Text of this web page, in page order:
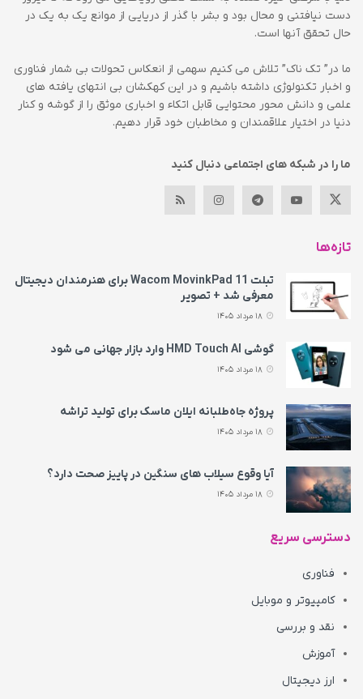
دست نیافتنی و محال بود و بشر با گذر از دریایی از موانع یک به یک در
حال تحقق آنها است.
ما در” تک ناک” تلاش می کنیم سهمی از انعکاس تحولات بی شمار فناوری
و اخبار تکنولوژی داشته باشیم و در این کهکشان بی انتهای یافته های
علمی و دانش محور محتوایی قابل اتکاء و اخباری موثق را از گوشه و کنار
دنیا در اختیار علاقمندان و مخاطبان خود قرار دهیم.
ما را در شبکه های اجتماعی دنبال کنید
تازه‌ها
تبلت Wacom MovinkPad 11 برای هنرمندان دیجیتال
معرفی شد + تصویر
گوشی HMD Touch AI وارد بازار جهانی می‌ شود
پروژه جاه‌طلبانه ایلان ماسک برای تولید تراشه
آیا وقوع سیلاب های سنگین در پاییز صحت دارد؟
دسترسی سریع
فناوری
کامپیوتر و موبایل
نقد و بررسی
آموزش
ارز دیجیتال